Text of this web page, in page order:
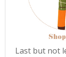
Last but not